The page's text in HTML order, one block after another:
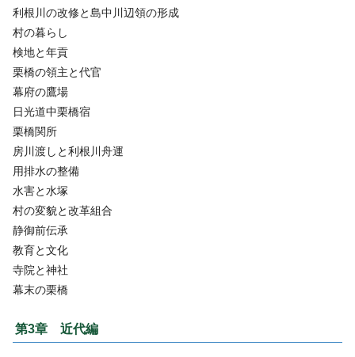
利根川の改修と島中川辺領の形成
村の暮らし
検地と年貢
栗橋の領主と代官
幕府の鷹場
日光道中栗橋宿
栗橋関所
房川渡しと利根川舟運
用排水の整備
水害と水塚
村の変貌と改革組合
静御前伝承
教育と文化
寺院と神社
幕末の栗橋
第3章 近代編